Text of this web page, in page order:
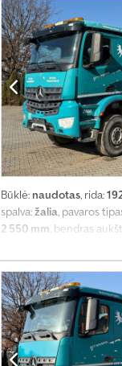
Būklė: naudotas, rida:
spalva:žalia , pavaros
2 550 mm , bendras
užraktas, diferencialo
kondicionavimas,